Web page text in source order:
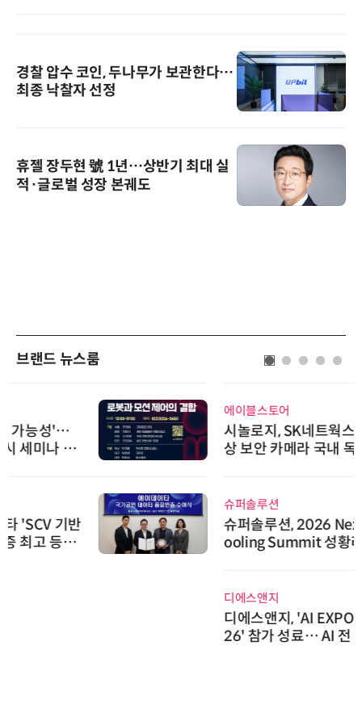
경찰 압수 코인, 두나무가 보관한다…
최종 낙찰자 선정
휴젤 장두현 號 1년…상반기 최대 실
적·글로벌 성장 본궤도
브랜드 뉴스룸
시놀로지, SK네트웍스서비스와 영
상 보안 카메라 국내 독점 판매 파
슈퍼솔루션, 2026 Next-Gen AI C
ooling Summit 성황리 성료